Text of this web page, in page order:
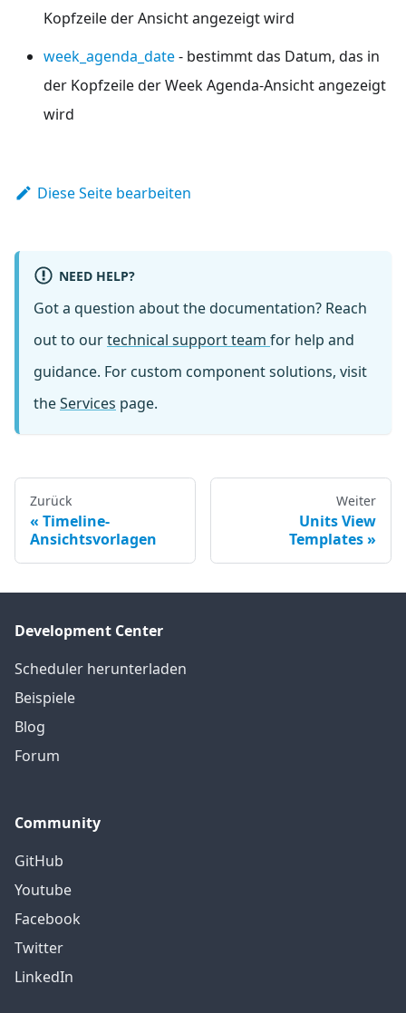
Kopfzeile der Ansicht angezeigt wird
week_agenda_date- bestimmt das Datum, das in
der Kopfzeile der Week Agenda-Ansicht angezeigt
wird
Diese Seite bearbeiten
NEED HELP?
Got a question about the documentation? Reach
out to ourtechnical support team for help and
guidance. For custom component solutions, visit
theServices page.
Zurück
Timeline-
Ansichtsvorlagen
Weiter
Units View
Templates
Development Center
Scheduler herunterladen
Beispiele
Blog
Forum
Community
GitHub
Youtube
Facebook
Twitter
LinkedIn